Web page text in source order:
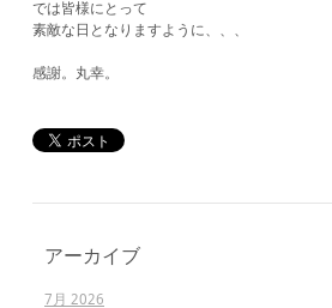
では皆様にとって
素敵な日となりますように、、、
​感謝。丸幸。
アーカイブ
7月 2026